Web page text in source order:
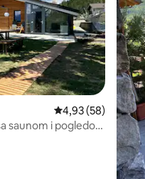
Prosječna ocjena:
4,93 (58)
saunom i pogledom